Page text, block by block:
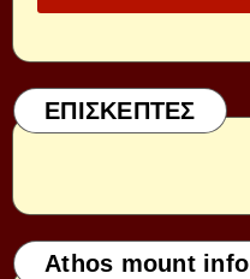
ΕΠΙΣΚΕΠΤΕΣ
Athos mount info